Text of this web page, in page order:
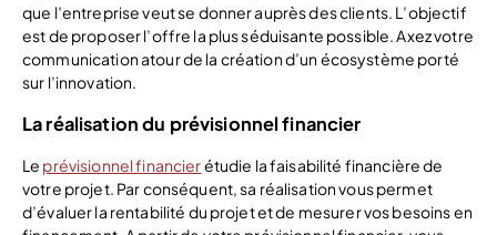
que l’entreprise veut se donner auprès des clients. L’objectif
est de proposer l’offre la plus séduisante possible. Axez votre
communication atour de la création d’un écosystème porté
sur l’innovation.
La réalisation du prévisionnel financier
Le prévisionnel financierétudie la faisabilité financière de
votre projet. Par conséquent, sa réalisation vous permet
d’évaluer la rentabilité du projet et de mesurer vos besoins en